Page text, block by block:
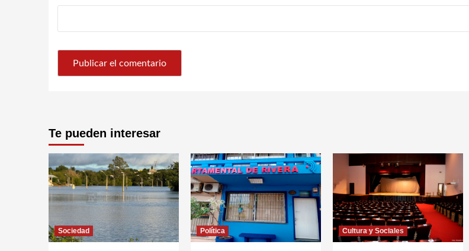
Te pueden interesar
Sociedad Política Cultura y Sociales